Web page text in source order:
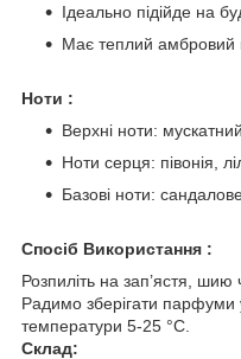
Ідеально підійде на
Має теплий
Ноти :
Верхні ноти:
Ноти серця: півонія,
Базові ноти:
Спосіб Використання :
Розпиліть на зап’ястя, шию
Радимо зберігати парфуми
температури 5-25 °С.
Склад: